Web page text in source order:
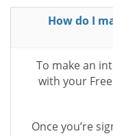
How do I
To make an
with your
Once you’re